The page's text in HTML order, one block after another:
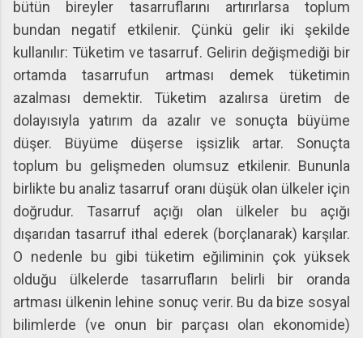
bütün bireyler tasarruflarını artırırlarsa toplum
bundan negatif etkilenir. Çünkü gelir iki şekilde
kullanılır: Tüketim ve tasarruf. Gelirin değişmediği bir
ortamda tasarrufun artması demek tüketimin
azalması demektir. Tüketim azalırsa üretim de
dolayısıyla yatırım da azalır ve sonuçta büyüme
düşer. Büyüme düşerse işsizlik artar. Sonuçta
toplum bu gelişmeden olumsuz etkilenir. Bununla
birlikte bu analiz tasarruf oranı düşük olan ülkeler için
doğrudur. Tasarruf açığı olan ülkeler bu açığı
dışarıdan tasarruf ithal ederek (borçlanarak) karşılar.
O nedenle bu gibi tüketim eğiliminin çok yüksek
olduğu ülkelerde tasarrufların belirli bir oranda
artması ülkenin lehine sonuç verir. Bu da bize sosyal
bilimlerde (ve onun bir parçası olan ekonomide)